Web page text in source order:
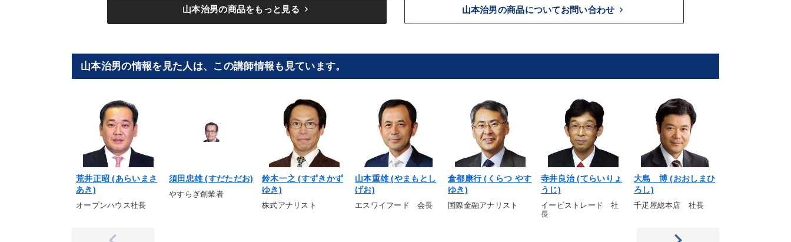
山本治男の商品をもっと見る keyboard_arrow_right 山本治男の商品についてお問い合わせ keyboard_arrow_right
山本治男の情報を見た人は、この講師情報も見ています。
荒井正昭 (あらいまさ
あき)
オープンハウス社長
須田忠雄 (すだただお)
やすらぎ創業者
鈴木一之 (すずきかず
ゆき)
株式アナリスト
山本重雄 (やまもとし
げお)
エスワイフード 会長
倉都康行 (くらつ やす
ゆき)
国際金融アナリスト
寺井良治 (てらいりょ
うじ)
イービストレード 社
長
大島 博 (おおしまひ
ろし)
千疋屋総本店 社長